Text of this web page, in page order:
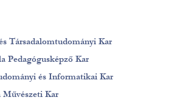
Társadalomtudományi Kar
Pedagógusképző Kar
és Informatikai Kar
Kar